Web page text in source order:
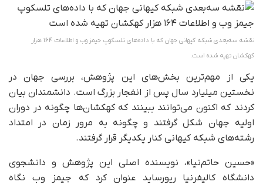
نقشه سه‌بعدی شبکه کیهانی جهان که با داده‌های تلسکوپ جیمز وب و اطلاعات ۱۶۴ هزار
کهکشان تهیه شده است.
یکی از مهم‌ترین بخش‌های این پژوهش، بررسی جهان در
نخستین میلیارد سال پس از انفجار بزرگ است. دانشمندان بیان
کردند که اکنون می‌توانند ببینند که کهکشان‌ها چگونه در دوران
اولیه جهان شکل گرفتند و چگونه به مرور زمان در امتداد
رشته‌های شبکه کیهانی کنار یکدیگر قرار گرفتند.
«حسین حاتم‌نیا»، نویسنده اصلی این پژوهش و دانشجوی
دانشگاه کالیفرنیا ریورساید عنوان کرد که جیمز وب نگاه